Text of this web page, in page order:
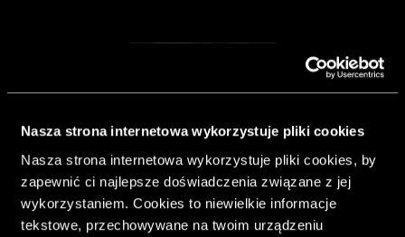
Nasza strona internetowa wykorzystuje pliki cookies
Nasza strona internetowa wykorzystuje pliki cookies, by
zapewnić ci najlepsze doświadczenia związane z jej
wykorzystaniem. Cookies to niewielkie informacje
tekstowe, przechowywane na twoim urządzeniu